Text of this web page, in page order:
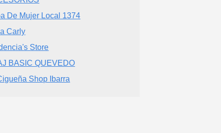
De Mujer Local 1374
Carly
Store
BASIC QUEVEDO
Shop Ibarra